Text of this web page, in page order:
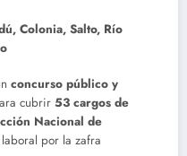
Colonia, Salto, Río
concurso público y
cubrir 53 cargos de
Nacional de
por la zafra